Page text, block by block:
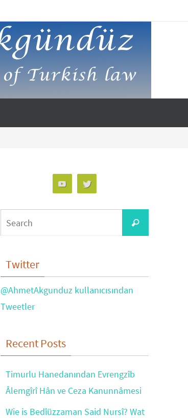
for:
Search
Twitter
@AhmetAkgunduz kullanıcısından
Tweetler
Recent Posts
Timurlu Hanedanından Evrengzîb
Âlemgîrî Hân ve Ceza Kanunnâmesi
Wie is Bedîüzzaman Said Nursî? Wat